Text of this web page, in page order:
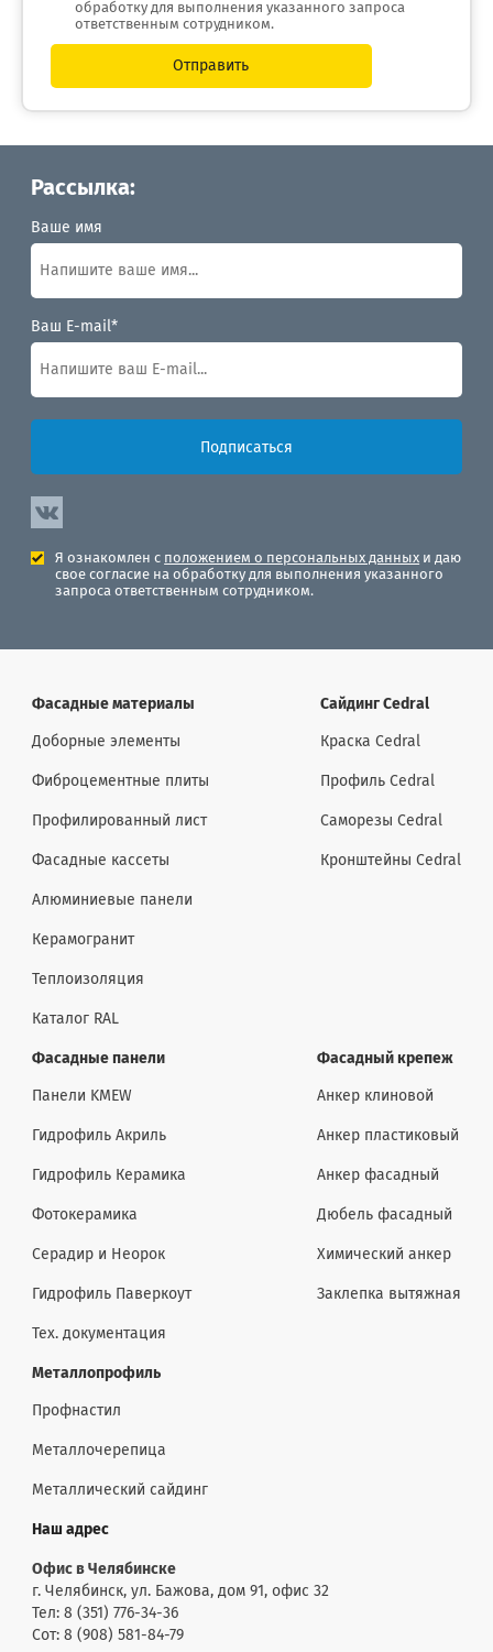
обработку для выполнения указанного запроса
ответственным сотрудником.
Отправить
Рассылка:
Ваше имя
Ваш E-mail*
Подписаться
Я ознакомлен с положением о персональных данных и даю
свое согласие на обработку для выполнения указанного
запроса ответственным сотрудником.
Фасадные материалы
Доборные элементы
Фиброцементные плиты
Профилированный лист
Фасадные кассеты
Алюминиевые панели
Керамогранит
Теплоизоляция
Каталог RAL
Сайдинг Cedral
Краска Cedral
Профиль Cedral
Саморезы Cedral
Кронштейны Cedral
Фасадные панели
Панели KMEW
Гидрофиль Акриль
Гидрофиль Керамика
Фотокерамика
Серадир и Неорок
Гидрофиль Паверкоут
Тех. документация
Фасадный крепеж
Анкер клиновой
Анкер пластиковый
Анкер фасадный
Дюбель фасадный
Химический анкер
Заклепка вытяжная
Металлопрофиль
Профнастил
Металлочерепица
Металлический сайдинг
Наш адрес
Офис в Челябинске
г. Челябинск, ул. Бажова, дом 91, офис 32
Тел: 8 (351) 776-34-36
Сот: 8 (908) 581-84-79